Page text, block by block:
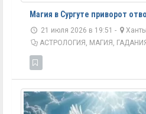
Магия в Сургуте приворот
21 июля 2026 в 19:51 -
АСТРОЛОГИЯ, МАГИЯ,